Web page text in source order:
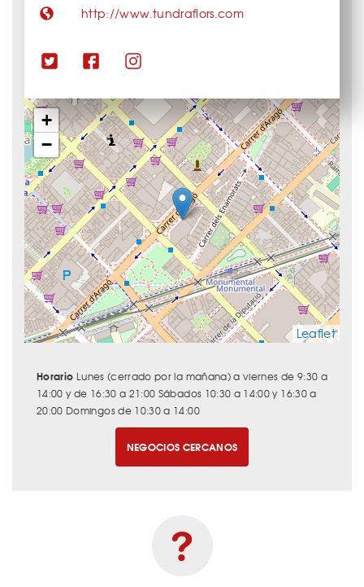
+
−
Leaflet
http://www.tundraflors.com
Horario Lunes (cerrado por la mañana) a viernes de 9:30 a
14:00 y de 16:30 a 21:00 Sábados 10:30 a 14:00 y 16:30 a
20:00 Domingos de 10:30 a 14:00
NEGOCIOS CERCANOS